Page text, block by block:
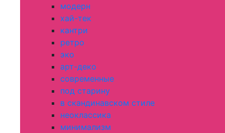
модерн
хай-тек
кантри
ретро
эко
арт-деко
современные
под старину
в скандинавском стиле
неоклассика
минимализм